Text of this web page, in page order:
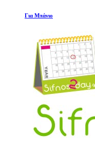
Για Μπάνιο